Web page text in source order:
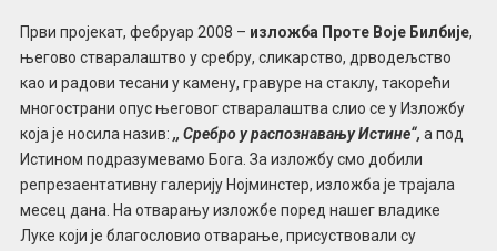
Први пројекат, фебруар 2008 – изложба Проте Воје Билбије,
његово стваралаштво у сребру, сликарство, дрводељство
као и радови тесани у камену, гравуре на стаклу, такорећи
многострани опус његовог стваралаштва слио се у Изложбу
која је носила назив: ,, Сребро у распознавању Истине“, а под
Истином подразумевамо Бога. За изложбу смо добили
репрезаентативну галерију Нојминстер, изложба је трајала
месец дана. На отварању изложбе поред нашег владике
Луке који је благословио отварање, присуствовали су